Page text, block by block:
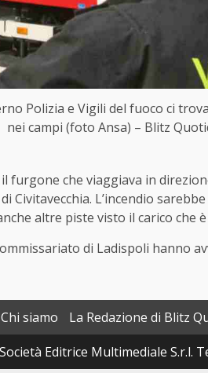
Polizia e Vigili del fuoco ci
nei campi (foto Ansa) – Blitz
furgone che viaggiava in
Civitavecchia. L’incendio
altre piste visto il carico che
di Ladispoli hanno
Chi siamo La Redazione di Blitz
Editrice Multimediale S.r.l.